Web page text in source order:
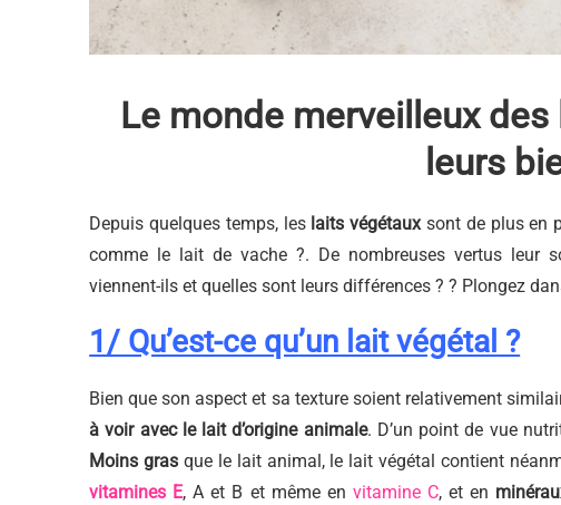
Le monde merveilleux
leurs
Depuis quelques temps, leslaits végétauxsont de plus en
comme le lait de vache ?. De nombreuses vertus leur
viennent-ils et quelles sont leurs différences ? ? Plongez
1/ Qu’est-ce qu’un lait végétal ?
Bien que son aspect et sa texture soient relativement
à voir avec le lait d’origine animale. D’un point de vue
Moins gras que le lait animal, le lait végétal contient
vitamines E, A et B et même en vitamine C, et en